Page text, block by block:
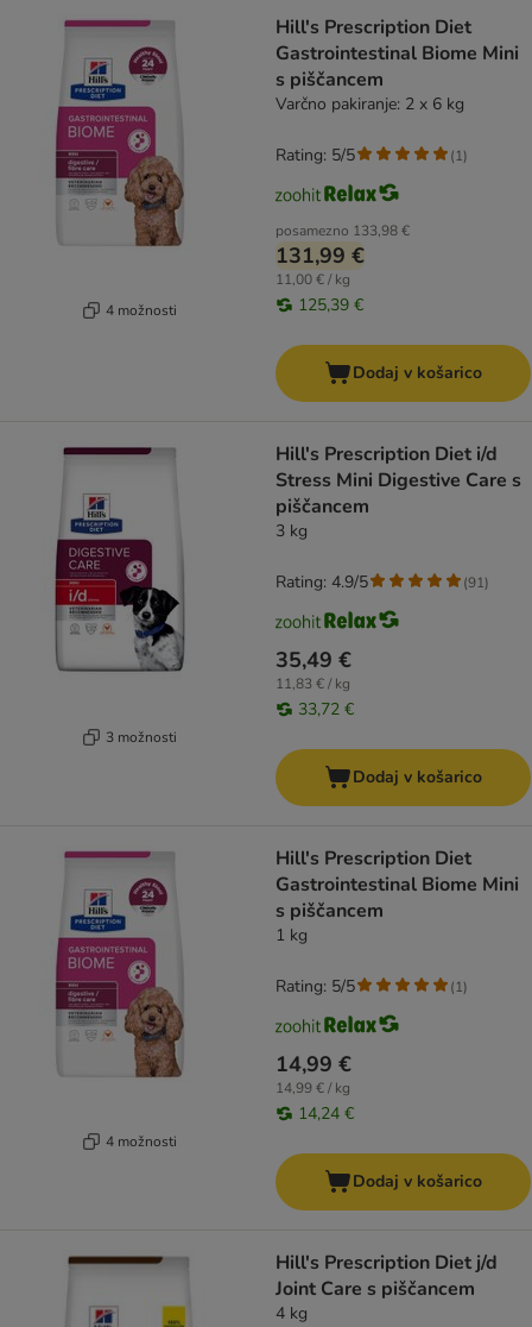
4 možnosti
Hill's Prescription Diet
Gastrointestinal Biome Mini
s piščancem
Varčno pakiranje: 2 x 6 kg
posamezno 133,98 €
131,99 €
11,00 € / kg
125,39 €
Rating: 5/5 (1)
Dodaj v košarico
3 možnosti
Hill's Prescription Diet i/d
Stress Mini Digestive Care s
piščancem
3 kg
35,49 €
11,83 € / kg
33,72 €
Rating: 4.9/5 (91)
Dodaj v košarico
4 možnosti
Hill's Prescription Diet
Gastrointestinal Biome Mini
s piščancem
1 kg
14,99 €
14,99 € / kg
14,24 €
Rating: 5/5 (1)
Dodaj v košarico
Hill's Prescription Diet j/d
Joint Care s piščancem
4 kg